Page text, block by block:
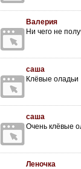
Валерия
Ни чего не
саша
Клёвые оладьи
саша
Очень клёвые
Леночка